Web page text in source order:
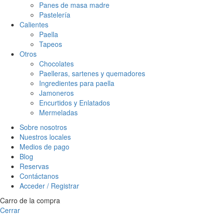
Panes de masa madre
Pastelería
Calientes
Paella
Tapeos
Otros
Chocolates
Paelleras, sartenes y quemadores
Ingredientes para paella
Jamoneros
Encurtidos y Enlatados
Mermeladas
Sobre nosotros
Nuestros locales
Medios de pago
Blog
Reservas
Contáctanos
Acceder / Registrar
Carro de la compra
Cerrar